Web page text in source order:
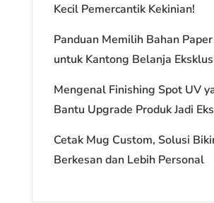
Kecil Pemercantik Kekinian!
Panduan Memilih Bahan
untuk Kantong Belanja
Mengenal Finishing Spot UV
Bantu Upgrade Produk Jadi
Cetak Mug Custom, Solusi
Berkesan dan Lebih Personal